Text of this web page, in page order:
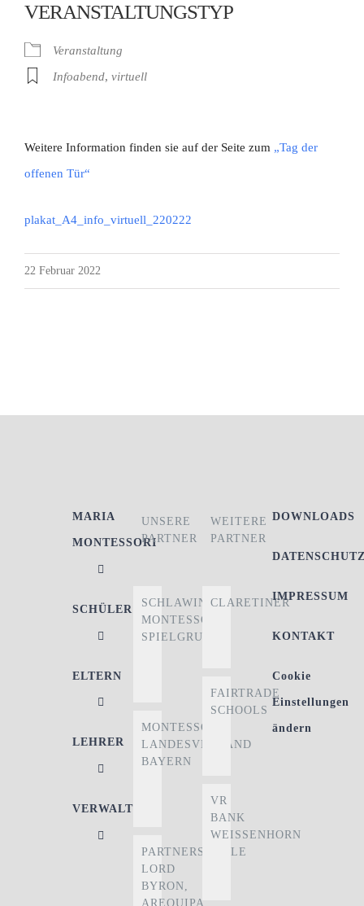
VERANSTALTUNGSTYP
Veranstaltung
Infoabend, virtuell
Weitere Information finden sie auf der Seite zum „Tag der
offenen Tür“
plakat_A4_info_virtuell_220222
22 Februar 2022
MARIA
MONTESSORI
SCHÜLER
ELTERN
LEHRER
VERWALTUNG
UNSERE
PARTNER
SCHLAWINER
MONTESSORI-
SPIELGRUPPE
MONTESSORI
LANDESVERBAND
BAYERN
PARTNERSCHULE
LORD
BYRON,
AREQUIPA,
WEITERE
PARTNER
CLARETINER
FAIRTRADE
SCHOOLS
VR
BANK
WEISSENHORN
DOWNLOADS
IMPRESSUM
KONTAKT
Cookie
Einstellungen
ändern